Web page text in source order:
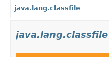
java.lang.classfile
java.lang.classfile